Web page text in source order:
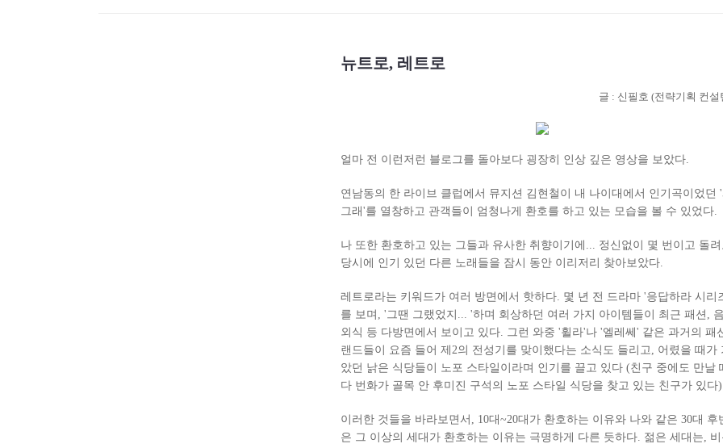
뉴트로, 레트로
글 : 신필호 (전략기획 컨설
얼마 전 이런저런 블로그를 돌아보다 굉장히 인상 깊은 영상을 보았다.
연남동의 한 라이브 클럽에서 뮤지션 김현철이 내 나이대에서 인기곡이었던 '
그래'를 열창하고 관객들이 엄청나게 환호를 하고 있는 모습을 볼 수 있었다.
나 또한 환호하고 있는 그들과 유사한 취향이기에... 정신없이 몇 번이고 돌려
당시에 인기 있던 다른 노래들을 잠시 동안 이리저리 찾아보았다.
레트로라는 키워드가 여러 방면에서 핫하다. 몇 년 전 드라마 '응답하라 시리
를 보며, '그땐 그랬었지... '하며 회상하던 여러 가지 아이템들이 최근 패션,
외식 등 다방면에서 보이고 있다. 그런 와중 '휠라'나 '엘레쎄' 같은 과거의 패
랜드들이 요즘 들어 제2의 전성기를 맞이했다는 소식도 들리고, 어렸을 때가
았던 낡은 식당들이 노포 스타일이라며 인기를 끌고 있다 (친구 중에도 만날
다 번화가 골목 안 후미진 구석의 노포 스타일 식당을 찾고 있는 친구가 있다)
이러한 것들을 바라보면서, 10대~20대가 환호하는 이유와 나와 같은 30대 후
은 그 이상의 세대가 환호하는 이유는 극명하게 다른 듯하다. 젊은 세대는, 비